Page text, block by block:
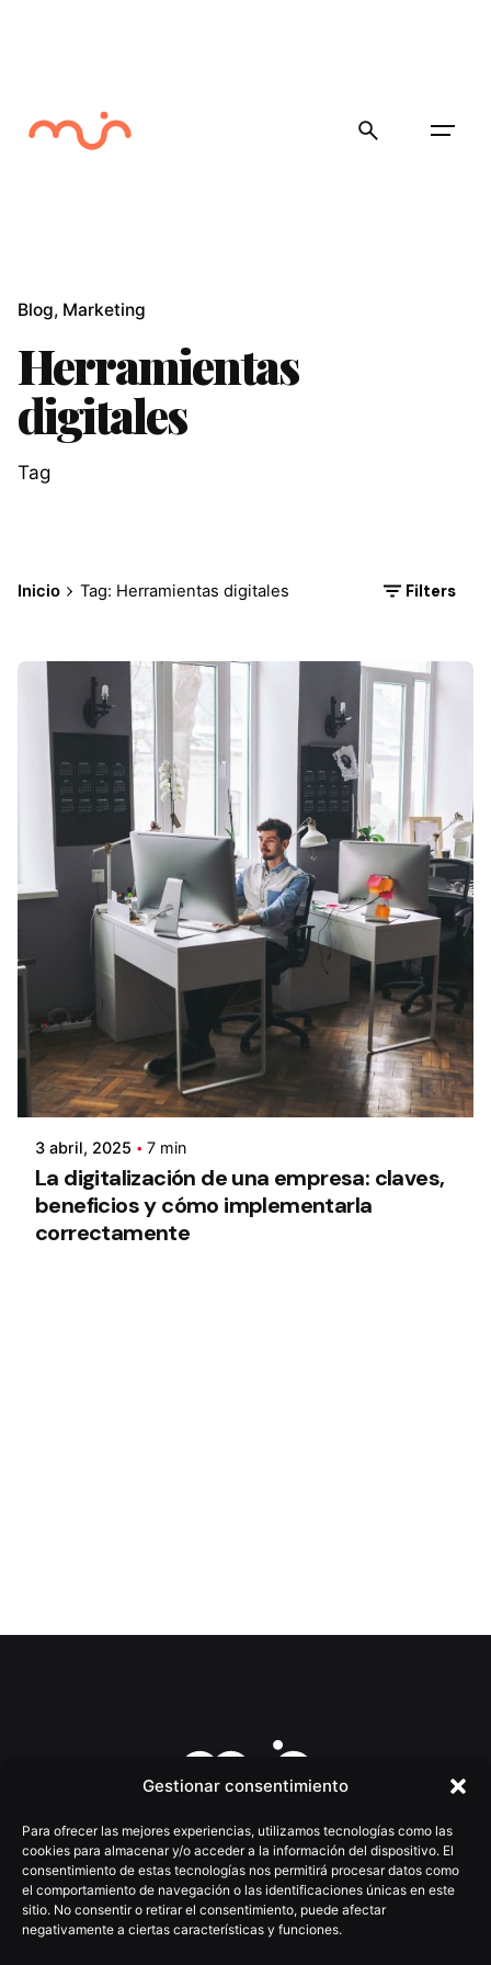
Gestionar consentimiento
Para ofrecer las mejores experiencias, utilizamos tecnologías como las
cookies para almacenar y/o acceder a la información del dispositivo. El
consentimiento de estas tecnologías nos permitirá procesar datos como
el comportamiento de navegación o las identificaciones únicas en este
sitio. No consentir o retirar el consentimiento, puede afectar
negativamente a ciertas características y funciones.
Blog Marketing
Herramientas
digitales
Tag
Inicio Tag: Herramientas digitales Filters
3 abril, 2025 7 min
La digitalización de una empresa: claves,
beneficios y cómo implementarla
correctamente
(+34) 922 025 755
moio@moioestudio.com